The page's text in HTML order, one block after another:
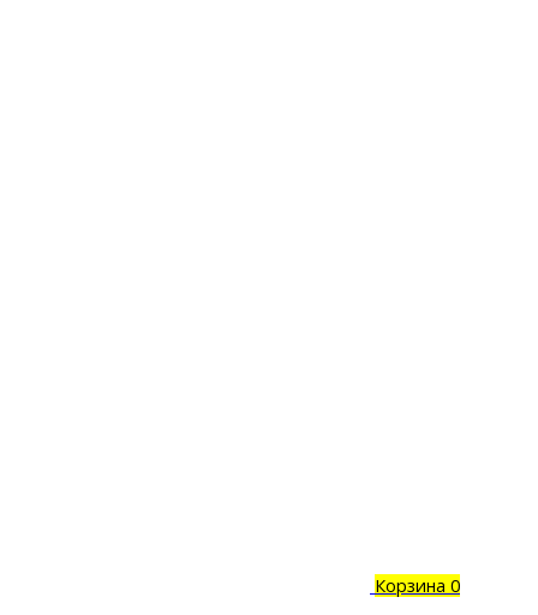
Корзина 0